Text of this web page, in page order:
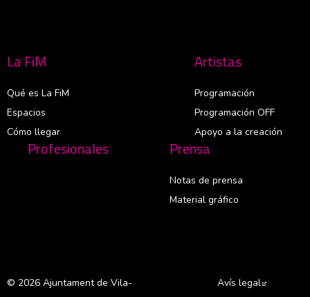
La FiM
Qué es La FiM
Espacios
Cómo llegar
Artistas
Programación
Programación OFF
Apoyo a la creación
Profesionales Prensa
Notas de prensa
Material gráfico
© 2026 Ajuntament de Vila-
Avís legal